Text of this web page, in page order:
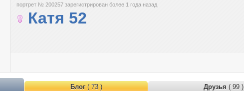
портрет № 200257 зарегистрирован более 1 года назад
Катя 52
Блог( 73 ) Друзья ( 99 )